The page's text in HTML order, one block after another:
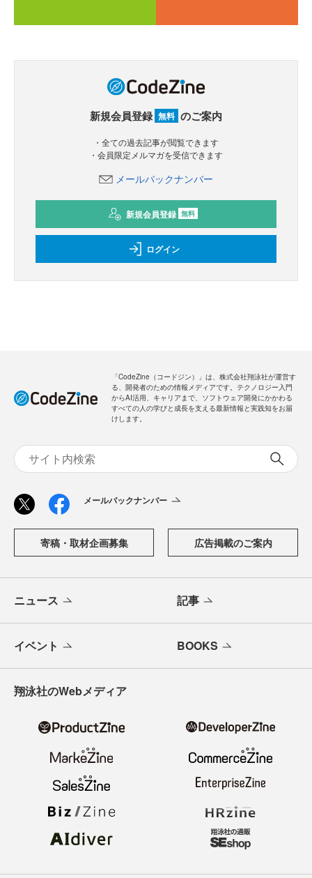
新規会員登録 無料 のご案内
・全ての過去記事が閲覧できます
・会員限定メルマガを受信できます
メールバックナンバー
新規会員登録 無料
ログイン
「CodeZine（コードジン）」は、株式会社翔泳社が運営す
る、開発者のための情報メディアです。テクノロジー入門
からAI活用、キャリアまで、ソフトウェア開発にかかわる
すべての人の学びと成長を支える最新情報と実践知をお届
けします。
メールバックナンバー
寄稿・取材企画募集 広告掲載のご案内
ニュース 記事
イベント BOOKS
翔泳社のWebメディア